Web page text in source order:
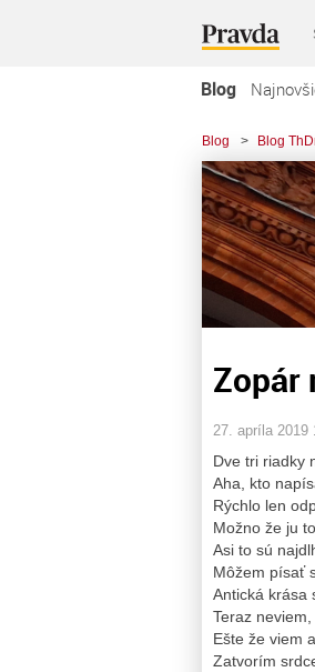
Blog
Blog > Blog
Zopár
27. apríla 2019
Dve tri riadky
Aha, kto
Rýchlo len
Možno že ju
Asi to sú
Môžem písať
Antická krása
Teraz
Ešte že viem
Zatvorím